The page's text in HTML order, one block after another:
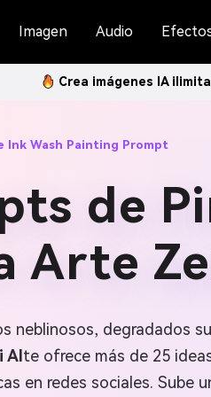
Imagen Audio
Crea imágenes IA
Ink Wash Painting Prompt
de
Arte
neblinosos, degradados
te ofrece más de 25
en redes sociales. Sube